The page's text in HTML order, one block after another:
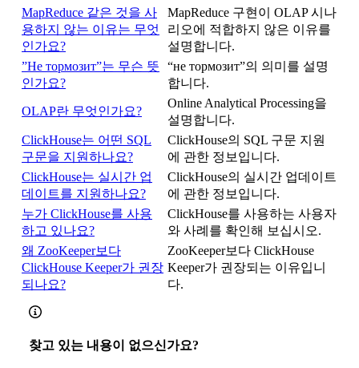
MapReduce 같은 것을 사
용하지 않는 이유는 무엇
인가요?
MapReduce 구현이 OLAP 시나
리오에 적합하지 않은 이유를
설명합니다.
”Не тормозит”는 무슨 뜻
인가요?
“не тормозит”의 의미를 설명
합니다.
OLAP란 무엇인가요?
Online Analytical Processing을
설명합니다.
ClickHouse는 어떤 SQL
구문을 지원하나요?
ClickHouse의 SQL 구문 지원
에 관한 정보입니다.
ClickHouse는 실시간 업
데이트를 지원하나요?
ClickHouse의 실시간 업데이트
에 관한 정보입니다.
누가 ClickHouse를 사용
하고 있나요?
ClickHouse를 사용하는 사용자
와 사례를 확인해 보십시오.
왜 ZooKeeper보다
ClickHouse Keeper가 권장
되나요?
ZooKeeper보다 ClickHouse
Keeper가 권장되는 이유입니
다.
찾고 있는 내용이 없으신가요?